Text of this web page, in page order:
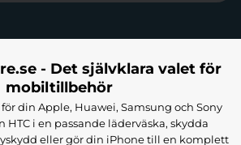
- Det självklara valet för
mobiltillbehör
din Apple, Huawei, Samsung och Sony
HTC i en passande läderväska, skydda
eller gör din iPhone till en komplett